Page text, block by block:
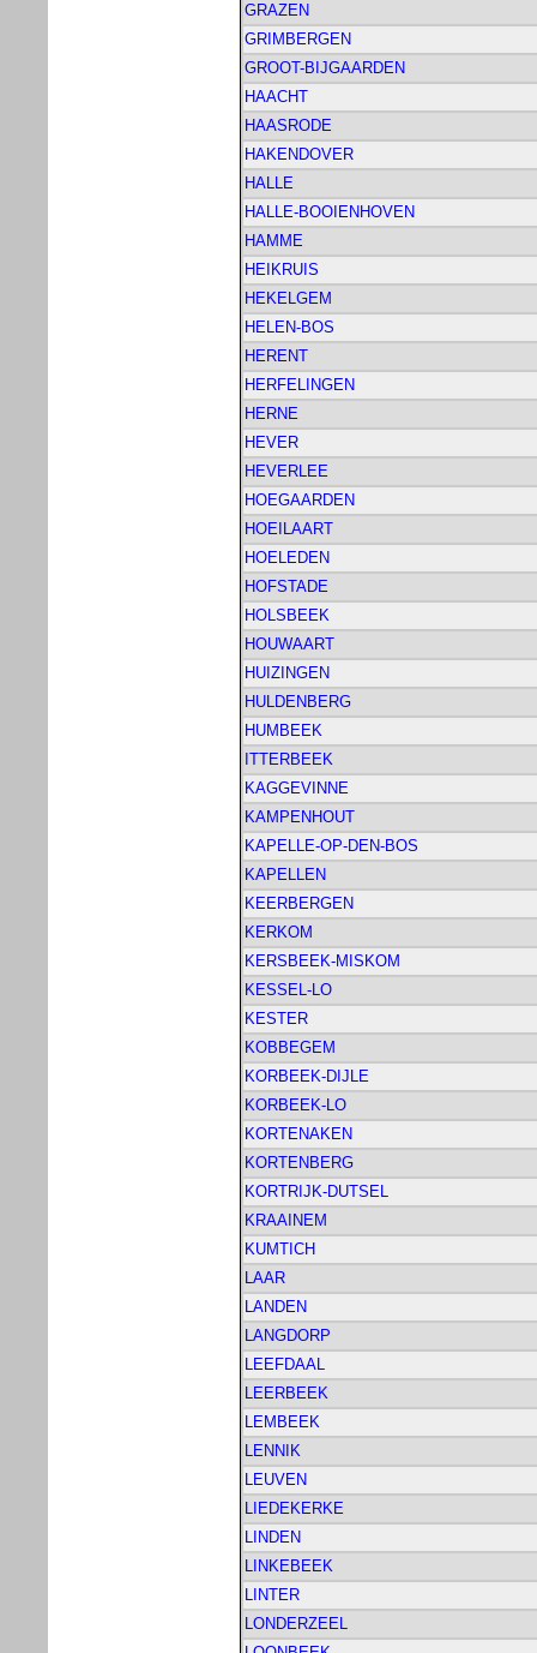
GRAZEN
GRIMBERGEN
GROOT-BIJGAARDEN
HAACHT
HAASRODE
HAKENDOVER
HALLE
HALLE-BOOIENHOVEN
HAMME
HEIKRUIS
HEKELGEM
HELEN-BOS
HERENT
HERFELINGEN
HERNE
HEVER
HEVERLEE
HOEGAARDEN
HOEILAART
HOELEDEN
HOFSTADE
HOLSBEEK
HOUWAART
HUIZINGEN
HULDENBERG
HUMBEEK
ITTERBEEK
KAGGEVINNE
KAMPENHOUT
KAPELLE-OP-DEN-BOS
KAPELLEN
KEERBERGEN
KERKOM
KERSBEEK-MISKOM
KESSEL-LO
KESTER
KOBBEGEM
KORBEEK-DIJLE
KORBEEK-LO
KORTENAKEN
KORTENBERG
KORTRIJK-DUTSEL
KRAAINEM
KUMTICH
LAAR
LANDEN
LANGDORP
LEEFDAAL
LEERBEEK
LEMBEEK
LENNIK
LEUVEN
LIEDEKERKE
LINDEN
LINKEBEEK
LINTER
LONDERZEEL